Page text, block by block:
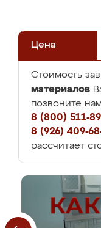
Цена
Стоимость
материалов
позвоните
8 (800) 511-
8 (926) 409-
рассчитает